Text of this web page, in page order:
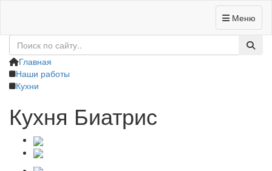
Меню
Главная
Наши работы
Кухни
Кухня Биатрис